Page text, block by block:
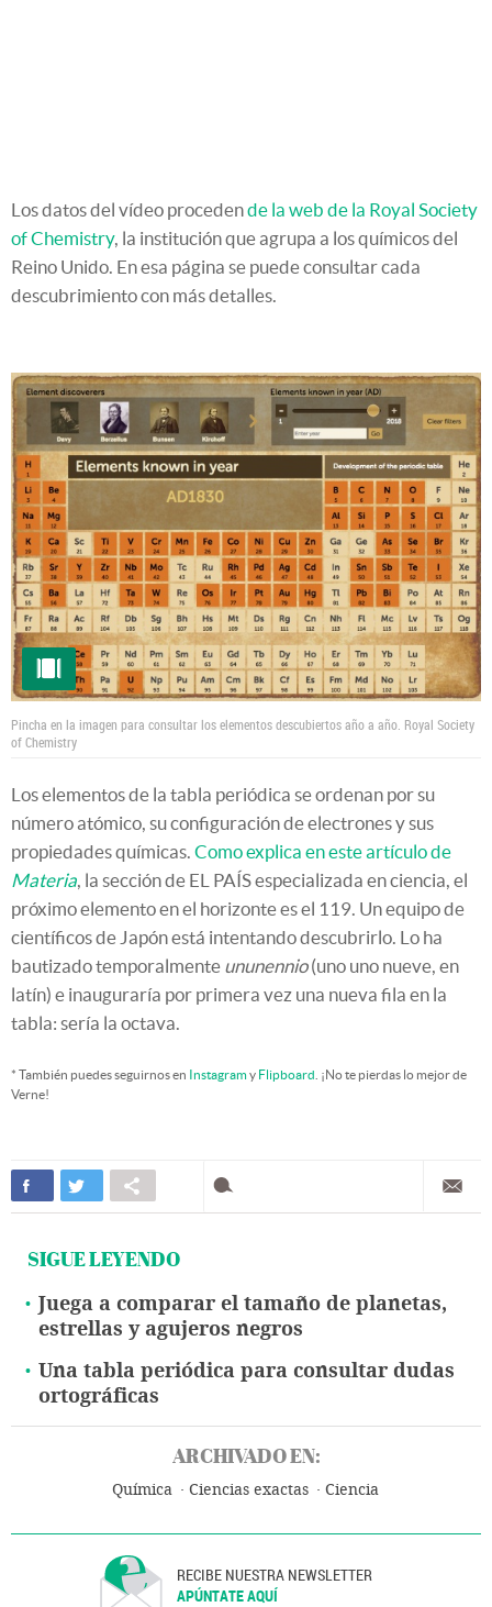
Los datos del vídeo procedende la web de la Royal Society
of Chemistry, la institución que agrupa a los químicos del
Reino Unido. En esa página se puede consultar cada
descubrimiento con más detalles.
Pincha en la imagen para consultar los elementos descubiertos año a año. Royal Society
of Chemistry
Los elementos de la tabla periódica se ordenan por su
número atómico, su configuración de electrones y sus
propiedades químicas. Como explica en este artículo de
Materia , la sección de EL PAÍS especializada en ciencia, el
próximo elemento en el horizonte es el 119. Un equipo de
científicos de Japón está intentando descubrirlo. Lo ha
bautizado temporalmente ununennio(uno uno nueve, en
latín) e inauguraría por primera vez una nueva fila en la
tabla: sería la octava.
* También puedes seguirnos en Instagramy Flipboard . ¡No te pierdas lo mejor de
Verne!
SIGUE LEYENDO
Juega a comparar el tamaño de planetas,
estrellas y agujeros negros
Una tabla periódica para consultar dudas
ortográficas
ARCHIVADO EN:
Química Ciencias exactas Ciencia
RECIBE NUESTRA NEWSLETTER
APÚNTATE AQUÍ